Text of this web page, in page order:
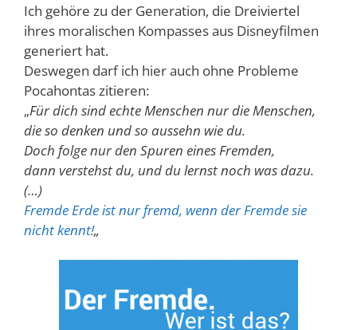
Ich gehöre zu der Generation, die Dreiviertel
ihres moralischen Kompasses aus Disneyfilmen
generiert hat.
Deswegen darf ich hier auch ohne Probleme
Pocahontas zitieren:
„Für dich sind echte Menschen nur die Menschen,
die so denken und so aussehn wie du.
Doch folge nur den Spuren eines Fremden,
dann verstehst du, und du lernst noch was dazu.
(…)
Fremde Erde ist nur fremd, wenn der Fremde sie
nicht kennt!„